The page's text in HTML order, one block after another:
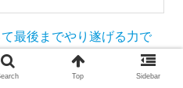
最後までやり遂げる力で
年間行っており、3年生の
生の生徒の点数を伸ばしま
Top Sidebar